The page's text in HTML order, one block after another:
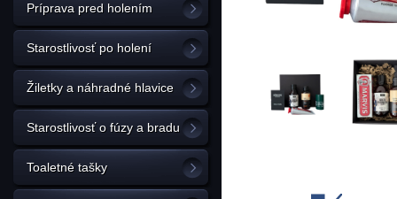
Príprava pred holením
Starostlivosť po holení
Žiletky a náhradné hlavice
Starostlivosť o fúzy a bradu
Toaletné tašky